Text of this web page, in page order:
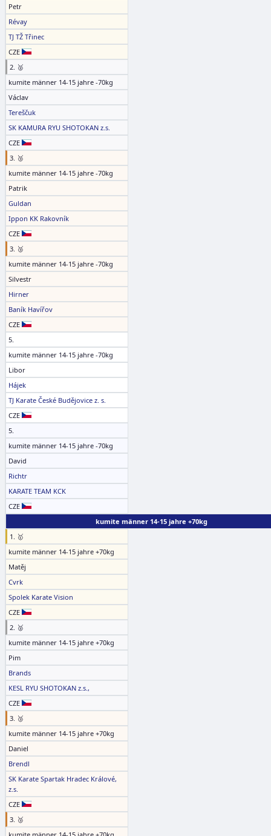
Petr
Révay
TJ TŽ Třinec
CZE
2. 🥈
kumite männer 14-15 jahre -70kg
Václav
Tereščuk
SK KAMURA RYU SHOTOKAN z.s.
CZE
3. 🥉
kumite männer 14-15 jahre -70kg
Patrik
Guldan
Ippon KK Rakovník
CZE
3. 🥉
kumite männer 14-15 jahre -70kg
Silvestr
Hirner
Baník Havířov
CZE
5.
kumite männer 14-15 jahre -70kg
Libor
Hájek
TJ Karate České Budějovice z. s.
CZE
5.
kumite männer 14-15 jahre -70kg
David
Richtr
KARATE TEAM KCK
CZE
kumite männer 14-15 jahre +70kg
1. 🥇
kumite männer 14-15 jahre +70kg
Matěj
Cvrk
Spolek Karate Vision
CZE
2. 🥈
kumite männer 14-15 jahre +70kg
Pim
Brands
KESL RYU SHOTOKAN z.s.,
CZE
3. 🥉
kumite männer 14-15 jahre +70kg
Daniel
Brendl
SK Karate Spartak Hradec Králové,
z.s.
CZE
3. 🥉